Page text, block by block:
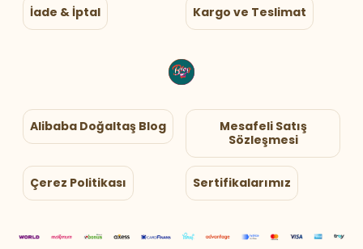
İade & İptal Kargo ve Teslimat
Alibaba Doğaltaş Blog
Mesafeli Satış
Sözleşmesi
Çerez Politikası Sertifikalarımız